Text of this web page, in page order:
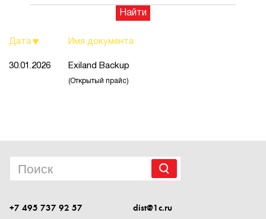
Найти
Дата Имя документа
30.01.2026 Exiland Backup
(Открытый прайс)
+7 495 737 92 57 dist@1c.ru